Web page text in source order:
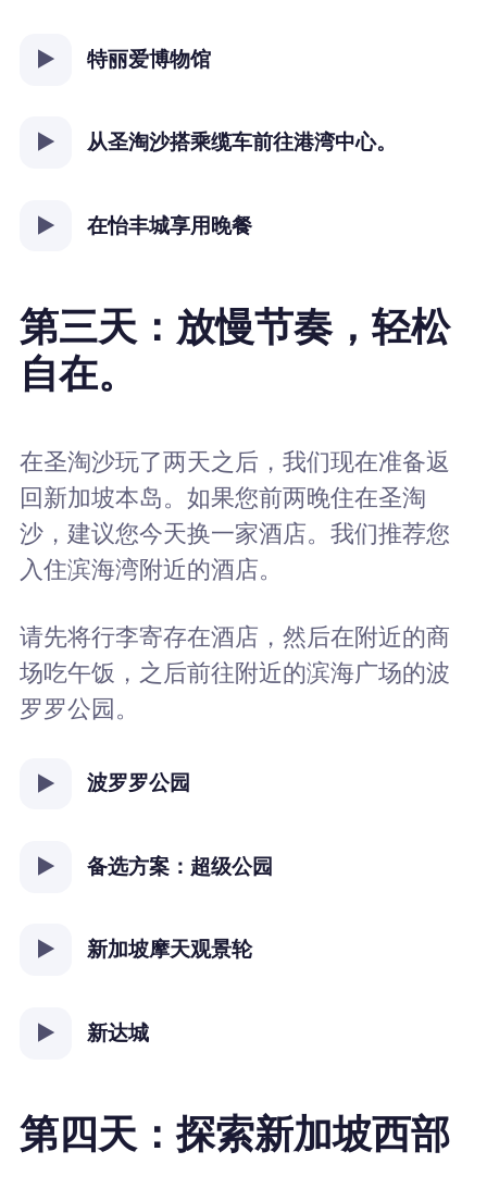
特丽爱博物馆
从圣淘沙搭乘缆车前往港湾中心。
在怡丰城享用晚餐
第三天：放慢节奏，轻松
自在。
在圣淘沙玩了两天之后，我们现在准备返
回新加坡本岛。如果您前两晚住在圣淘
沙，建议您今天换一家酒店。我们推荐您
入住滨海湾附近的酒店。
请先将行李寄存在酒店，然后在附近的商
场吃午饭，之后前往附近的滨海广场的波
罗罗公园。
波罗罗公园
备选方案：超级公园
新加坡摩天观景轮
新达城
第四天：探索新加坡西部